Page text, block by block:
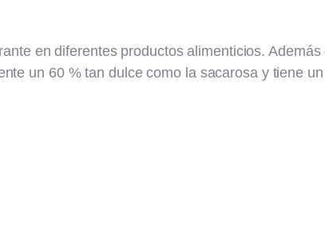
en diferentes productos alimenticios.
un 60 % tan dulce como la sacarosa y tiene